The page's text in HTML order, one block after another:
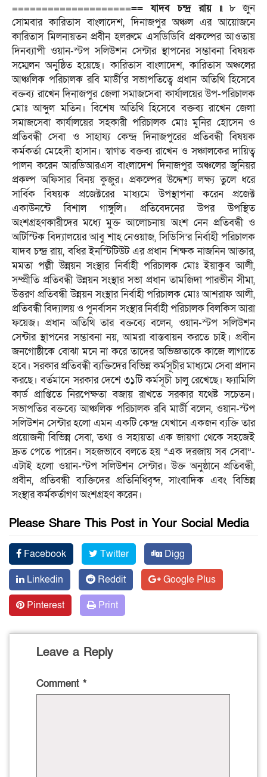
====================== যাদব চন্দ্র রায় ॥ ৮ জুন
সোমবার কারিতাস বাংলাদেশ, দিনাজপুর অঞ্চল এর আয়োজনে
কারিতাস মিলনায়তন প্রবীন হলরুমে এসডিডিবি প্রকল্পের আওতায়
দিনব্যাপী ওয়ান-স্টপ সলিউশন সেন্টার স্থাপনের সম্ভাবনা বিষয়ক
সম্মেলন অনুষ্ঠিত হয়েছে। কারিতাস বাংলাদেশ, কারিতাস অঞ্চলের
আঞ্চলিক পরিচালক রবি মার্ডী’র সভাপতিত্বে প্রধান অতিথি হিসেবে
বক্তব্য রাখেন দিনাজপুর জেলা সমাজসেবা কার্যালয়ের উপ-পরিচালক
মোঃ আব্দুল মতিন। বিশেষ অতিথি হিসেবে বক্তব্য রাখেন জেলা
সমাজসেবা কার্যালয়ের সহকারী পরিচালক মোঃ মুনির হোসেন ও
প্রতিবন্ধী সেবা ও সাহায্য কেন্দ্র দিনাজপুরের প্রতিবন্ধী বিষয়ক
কর্মকর্তা মেহেদী হাসান। স্বাগত বক্তব্য রাখেন ও সঞ্চালকের দায়িত্ব
পালন করেন আরডিআরএস বাংলাদেশ দিনাজপুর অঞ্চলের জুনিয়র
প্রকল্প অফিসার বিনয় কুজুর। প্রকল্পের উদ্দেশ্য লক্ষ্য তুলে ধরে
সার্বিক বিষয়ক প্রজেক্টরের মাধ্যমে উপস্থাপনা করেন প্রজেক্ট
একাউনন্টে বিশাল গাঙ্গুলি। প্রতিবেদনের উপর উপস্থিত
অংশগ্রহণকারীদের মধ্যে মুক্ত আলোচনায় অংশ নেন প্রতিবন্ধী ও
অটিস্টিক বিদ্যালয়ের আবু শাহ নেওয়াজ, সিডিসি’র নির্বাহী পরিচালক
যাদব চন্দ্র রায়, বধির ইনস্টিটিউট এর প্রধান শিক্ষক নাজনিন আক্তার,
মমতা পল্লী উন্নয়ন সংস্থার নির্বাহী পরিচালক মোঃ ইয়াকুব আলী,
সম্প্রীতি প্রতিবন্ধী উন্নয়ন সংস্থার সভা প্রধান তামজিদা পারভীন সীমা,
উত্তরণ প্রতিবন্ধী উন্নয়ন সংস্থার নির্বাহী পরিচালক মোঃ আশরাফ আলী,
প্রতিবন্ধী বিদ্যালয় ও পুনর্বাসন সংস্থার নির্বাহী পরিচালক বিলকিস আরা
ফয়েজ। প্রধান অতিথি তার বক্তব্যে বলেন, ওয়ান-স্টপ সলিউশন
সেন্টার স্থাপনের সম্ভাবনা নয়, আমরা বাস্তবায়ন করতে চাই। প্রবীন
জনগোষ্ঠীকে বোঝা মনে না করে তাদের অভিজ্ঞতাকে কাজে লাগাতে
হবে। সরকার প্রতিবন্ধী ব্যক্তিদের বিভিন্ন কর্মসূচীর মাধ্যমে সেবা প্রদান
করছে। বর্তমানে সরকার দেশে ৩১টি কর্মসূচী চালু রেখেছে। ফ্যামিলি
কার্ড প্রাপ্তিতে নিরপেক্ষতা বজায় রাখতে সরকার যথেষ্ট সচেতন।
সভাপতির বক্তব্যে আঞ্চলিক পরিচালক রবি মার্ডী বলেন, ওয়ান-স্টপ
সলিউশন সেন্টার হলো এমন একটি কেন্দ্র যেখানে একজন ব্যক্তি তার
প্রয়োজনী বিভিন্ন সেবা, তথ্য ও সহায়তা এক জায়গা থেকে সহজেই
দ্রুত পেতে পারেন। সহজভাবে বলতে হয় “এক দরজায় সব সেবা”-
এটাই হলো ওয়ান-স্টপ সলিউশন সেন্টার। উক্ত অনুষ্ঠানে প্রতিবন্ধী,
প্রবীন, প্রতিবন্ধী ব্যক্তিদের প্রতিনিধিবৃন্দ, সাংবাদিক এবং বিভিন্ন
সংস্থার কর্মকর্তাগণ অংশগ্রহণ করেন।
Please Share This Post in Your Social Media
Facebook Twitter
Digg
Linkedin
Reddit
Google Plus
Pinterest
Print
Leave a Reply
Comment *